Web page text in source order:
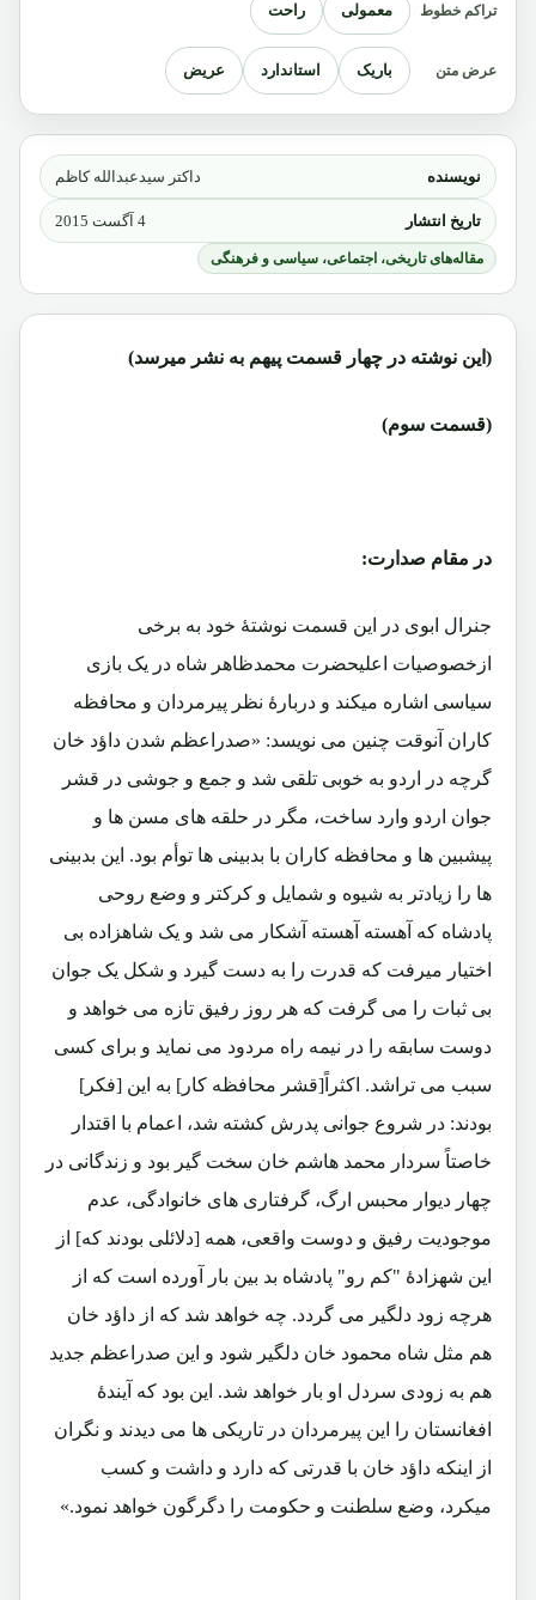
نویسنده داکتر سیدعبدالله کاظم
تاریخ انتشار 4 آگست 2015
مقاله‌های تاریخی، اجتماعی، سیاسی و فرهنگی
(این نوشته در چهار قسمت پیهم به نشر میرسد)
(قسمت سوم)
در مقام صدارت:
جنرال ابوی در این قسمت نوشتۀ خود به برخی
ازخصوصیات اعلیحضرت محمدظاهر شاه در یک بازی
سیاسی اشاره میکند و دربارۀ نظر پیرمردان و محافظه
کاران آنوقت چنین می نویسد: «صدراعظم شدن داؤد خان
گرچه در اردو به خوبی تلقی شد و جمع و جوشی در قشر
جوان اردو وارد ساخت، مگر در حلقه های مسن ها و
پیشبین ها و محافظه کاران با بدبینی ها توأم بود. این بدبینی
ها را زیادتر به شیوه و شمایل و کرکتر و وضع روحی
پادشاه که آهسته آهسته آشکار می شد و یک شاهزاده بی
اختیار میرفت که قدرت را به دست گیرد و شکل یک جوان
بی ثبات را می گرفت که هر روز رفیق تازه می خواهد و
دوست سابقه را در نیمه راه مردود می نماید و برای کسی
سبب می تراشد. اکثراً[قشر محافظه کار] به این [فکر]
بودند: در شروع جوانی پدرش کشته شد، اعمام با اقتدار
خاصتاً سردار محمد هاشم خان سخت گیر بود و زندگانی در
چهار دیوار محبس ارگ، گرفتاری های خانوادگی، عدم
موجودیت رفیق و دوست واقعی، همه [دلائلی بودند که] از
این شهزادۀ "کم رو" پادشاه بد بین بار آورده است که از
هرچه زود دلگیر می گردد. چه خواهد شد که از داؤد خان
هم مثل شاه محمود خان دلگیر شود و این صدراعظم جدید
هم به زودی سردل او بار خواهد شد. این بود که آیندۀ
افغانستان را این پیرمردان در تاریکی ها می دیدند و نگران
از اینکه داؤد خان با قدرتی که دارد و داشت و کسب
میکرد، وضع سلطنت و حکومت را دگرگون خواهد نمود.»
تراکم خطوط معمولی راحت
عرض متن باریک استاندارد عریض